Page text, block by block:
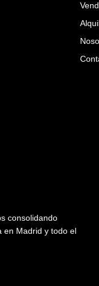
consolidando
en Madrid y todo el